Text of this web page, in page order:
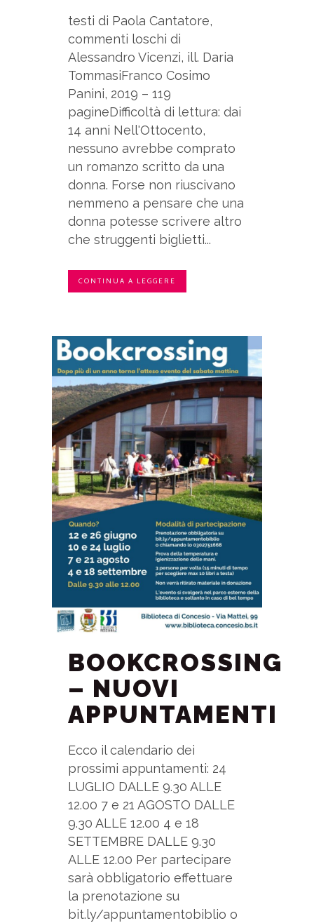
testi di Paola Cantatore,
commenti loschi di
Alessandro Vicenzi, ill. Daria
TommasiFranco Cosimo
Panini, 2019 – 119
pagineDifficoltà di lettura: dai
14 anni Nell'Ottocento,
nessuno avrebbe comprato
un romanzo scritto da una
donna. Forse non riuscivano
nemmeno a pensare che una
donna potesse scrivere altro
che struggenti biglietti...
CONTINUA A LEGGERE
BOOKCROSSING
– NUOVI
APPUNTAMENTI
Ecco il calendario dei
prossimi appuntamenti: 24
LUGLIO DALLE 9.30 ALLE
12.00 7 e 21 AGOSTO DALLE
9.30 ALLE 12.00 4 e 18
SETTEMBRE DALLE 9.30
ALLE 12.00 Per partecipare
sarà obbligatorio effettuare
la prenotazione su
bit.ly/appuntamentobiblio o